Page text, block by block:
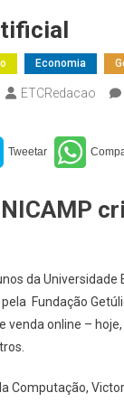
Economia
ETCRedacao
da
Fundação
online –
Computação,